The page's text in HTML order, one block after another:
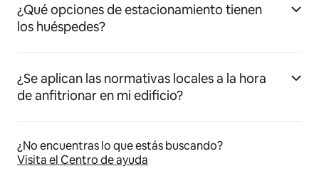
¿Qué opciones de estacionamiento tienen
los huéspedes?
¿Se aplican las normativas locales a la hora
de anfitrionar en mi edificio?
¿No encuentras lo que estás buscando?
Visita el Centro de ayuda